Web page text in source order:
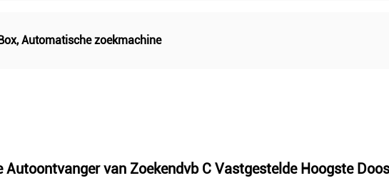
,Automatische zoekmachine
Autoontvanger van Zoekendvb C Vastgestelde Hoogste Doos